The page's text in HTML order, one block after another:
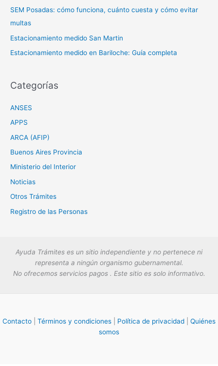
:SEM Posadas: cómo funciona, cuánto cuesta y cómo evitar
multas
Estacionamiento medido San Martin
Estacionamiento medido en Bariloche: Guía completa
Categorías
ANSES
APPS
ARCA (AFIP)
Buenos Aires Provincia
Ministerio del Interior
Noticias
Otros Trámites
Registro de las Personas
Ayuda Trámites es un sitio independiente y no pertenece ni
representa a ningún organismo gubernamental.
No ofrecemos servicios pagos . Este sitio es solo informativo.
Contacto Términos y condiciones Política de privacidad
Quiénes
somos